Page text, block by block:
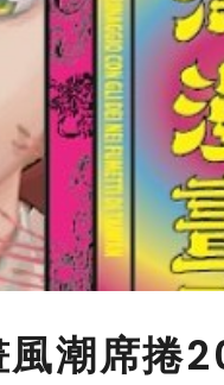
風潮席捲